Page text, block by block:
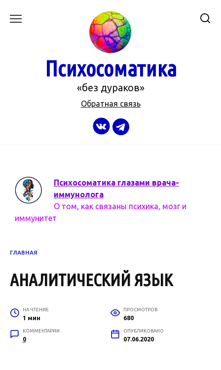
Психосоматика
«без дураков»
Обратная связь
Психосоматика глазами врача-
иммунолога
О том, как связаны психика, мозг и
иммунитет
ГЛАВНАЯ
АНАЛИТИЧЕСКИЙ ЯЗЫК
НА ЧТЕНИЕ
1 мин
ПРОСМОТРОВ
680
КОММЕНТАРИИ
0
ОПУБЛИКОВАНО
07.06.2020